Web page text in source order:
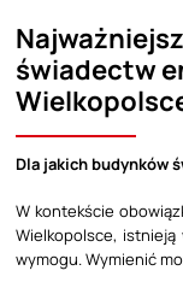
świadectw
Dla jakich budynków
W kontekście
Wielkopolsce,
wymogu. Wymienić